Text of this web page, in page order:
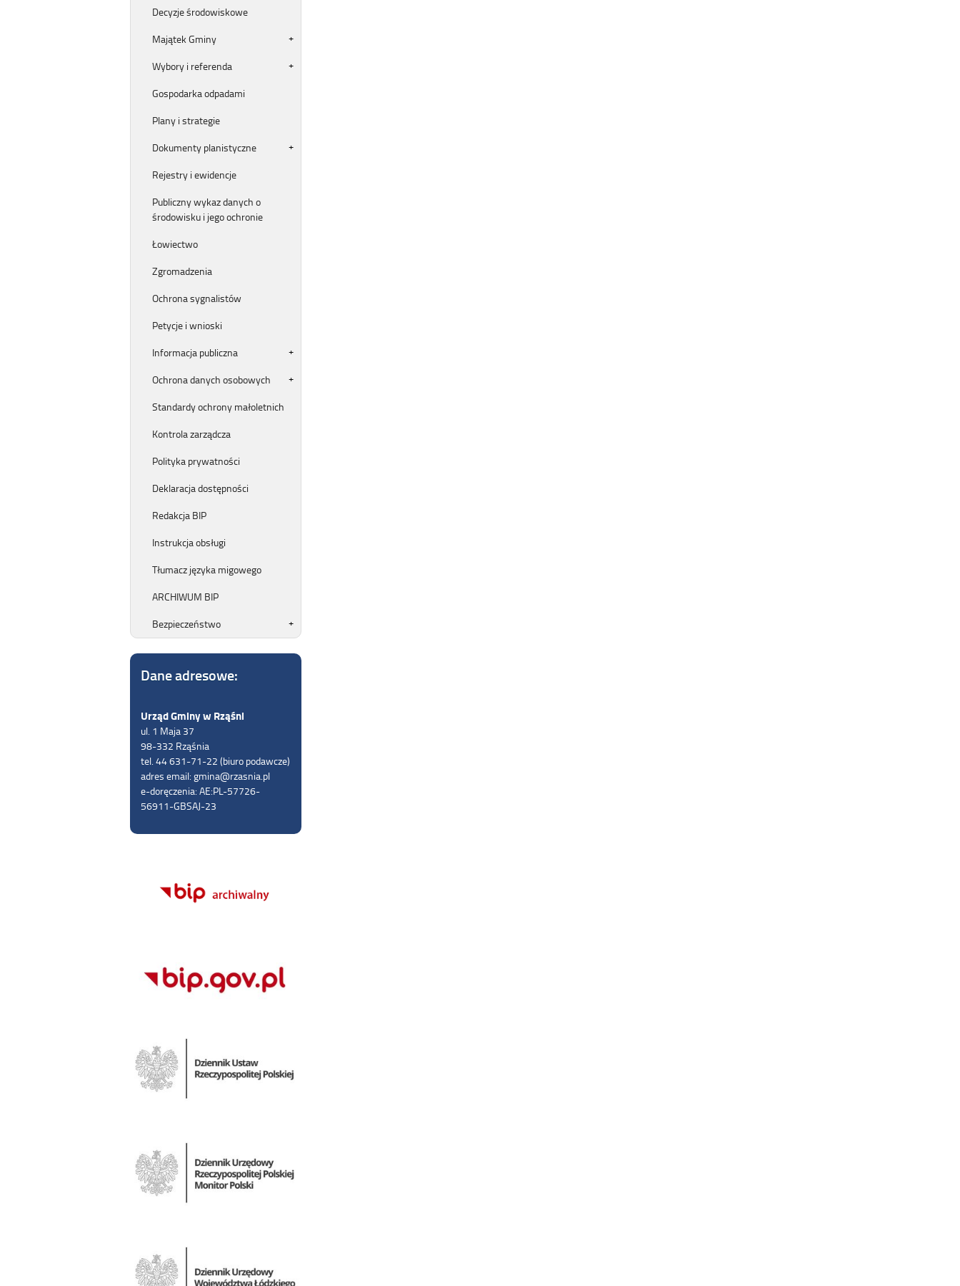
Decyzje środowiskowe
Majątek Gminy
Wybory i referenda
Gospodarka odpadami
Plany i strategie
Dokumenty planistyczne
Rejestry i ewidencje
Publiczny wykaz danych o
środowisku i jego ochronie
Łowiectwo
Zgromadzenia
Ochrona sygnalistów
Petycje i wnioski
Informacja publiczna
Ochrona danych osobowych
Standardy ochrony małoletnich
Kontrola zarządcza
Polityka prywatności
Deklaracja dostępności
Redakcja BIP
Instrukcja obsługi
Tłumacz języka migowego
ARCHIWUM BIP
Bezpieczeństwo
Dane adresowe:
Urząd Gminy w Rząśni
ul. 1 Maja 37
98-332 Rząśnia
tel. 44 631-71-22 (biuro podawcze)
adres email: gmina@rzasnia.pl
e-doręczenia: AE:PL-57726-
56911-GBSAJ-23